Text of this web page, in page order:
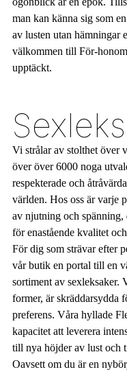
man kan känna sig som
av lusten utan hämningar
välkommen till För-
upptäckt.
Vi strålar av stolthet över
över över 6000 noga
respekterade och
världen. Hos oss är varje
av njutning och spänning,
för enastående kvalitet
För dig som strävar efter
vår butik en portal till en
sortiment av sexleksaker.
former, är skräddarsydda
preferens. Våra hyllade
kapacitet att leverera
till nya höjder av lust och
Oavsett om du är en